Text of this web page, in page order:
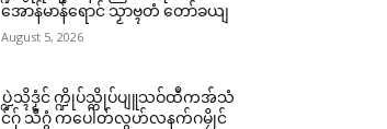
အောန်မာန်ရောင် သၟာဗ္ၚတံ တော်ခယျ
August 5, 2026
ပ္ဍဲသ္ၚိဒၟံင် က္ဍိုပ်သ္ကိုပ်ပျူသဝ်ထဳကအ်သံ
င်ဂှ် သီဂွံ ကပေါတ်လွဟ်လနက်ဂမၠိုင်